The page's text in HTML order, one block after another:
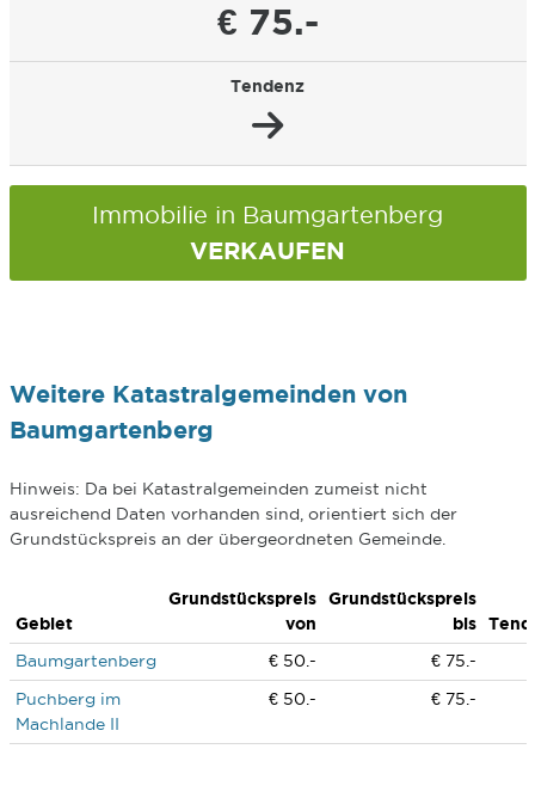
€ 75.-
Tendenz
Immobilie in Baumgartenberg
VERKAUFEN
Weitere Katastralgemeinden von
Baumgartenberg
Hinweis: Da bei Katastralgemeinden zumeist nicht
ausreichend Daten vorhanden sind, orientiert sich der
Grundstückspreis an der übergeordneten Gemeinde.
Gebiet
Grundstückspreis
von
Grundstückspreis
bis
Baumgartenberg
€ 50.-
€ 75.-
Puchberg im
Machlande II
€ 50.- € 75.-